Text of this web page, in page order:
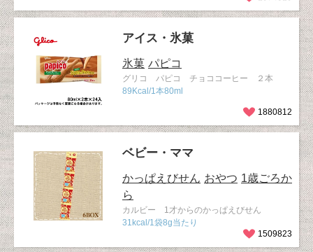
アイス・氷菓
氷菓 パピコ
グリコ パピコ チョココーヒー ２本
89Kcal/1本80ml
1880812
ベビー・ママ
かっぱえびせん おやつ 1歳ごろか
ら
カルビー 1才からのかっぱえびせん
31kcal/1袋8g当たり
1509823